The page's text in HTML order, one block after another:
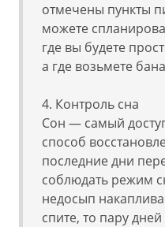
отмечены пункты
можете
где вы будете
а где возьмете
4. Контроль сна
Сон — самый
способ
последние дни
соблюдать режим
недосып
спите, то пару